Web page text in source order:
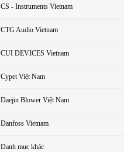
CS - Instruments Vietnam
CTG Audio Vietnam
CUI DEVICES Vietnam
Cypet Việt Nam
Daejin Blower Việt Nam
Danfoss Vietnam
Danh mục khác